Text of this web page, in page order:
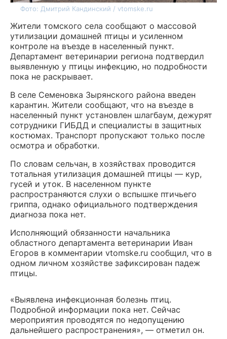
Фото: Дмитрий Кандинский / vtomske.ru
Жители томского села сообщают о массовой
утилизации домашней птицы и усиленном
контроле на въезде в населенный пункт.
Департамент ветеринарии региона подтвердил
выявленную у птицы инфекцию, но подробности
пока не раскрывает.
В селе Семеновка Зырянского района введен
карантин. Жители сообщают, что на въезде в
населенный пункт установлен шлагбаум, дежурят
сотрудники ГИБДД и специалисты в защитных
костюмах. Транспорт пропускают только после
осмотра и обработки.
По словам сельчан, в хозяйствах проводится
тотальная утилизация домашней птицы — кур,
гусей и уток. В населенном пункте
распространяются слухи о вспышке птичьего
гриппа, однако официального подтверждения
диагноза пока нет.
Исполняющий обязанности начальника
областного департамента ветеринарии Иван
Егоров в комментарии vtomske.ru сообщил, что в
одном личном хозяйстве зафиксирован падеж
птицы.
«Выявлена инфекционная болезнь птиц.
Подробной информации пока нет. Сейчас
мероприятия проводятся по недопущению
дальнейшего распространения», — отметил он.